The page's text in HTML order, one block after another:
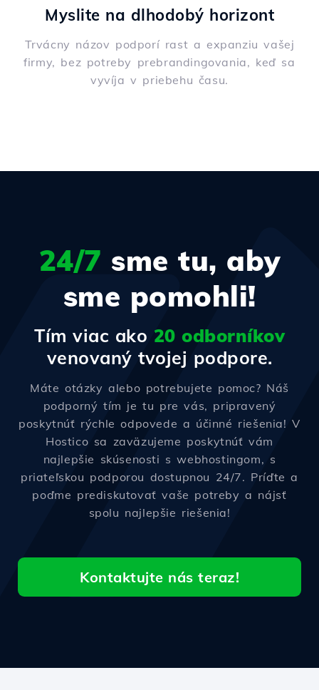
Myslite na dlhodobý horizont
Trvácny názov podporí rast a expanziu vašej
firmy, bez potreby prebrandingovania, keď sa
vyvíja v priebehu času.
24/7 sme tu, aby
sme pomohli!
Tím viac ako 20 odborníkov
venovaný tvojej podpore.
Máte otázky alebo potrebujete pomoc? Náš
podporný tím je tu pre vás, pripravený
poskytnúť rýchle odpovede a účinné riešenia! V
Hostico sa zaväzujeme poskytnúť vám
najlepšie skúsenosti s webhostingom, s
priateľskou podporou dostupnou 24/7. Príďte a
poďme prediskutovať vaše potreby a nájsť
spolu najlepšie riešenia!
Kontaktujte nás teraz!